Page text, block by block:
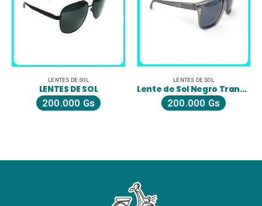
LENTES DE SOL
LENTES DE SOL
200.000 Gs
LENTES DE SOL
Lente de Sol Negro Transparente
200.000 Gs